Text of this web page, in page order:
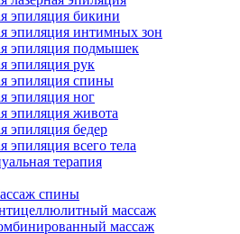
эпиляция бикини
эпиляция интимных зон
эпиляция подмышек
эпиляция рук
эпиляция спины
эпиляция ног
эпиляция живота
эпиляция бедер
эпиляция всего тела
терапия
спины
массаж
массаж